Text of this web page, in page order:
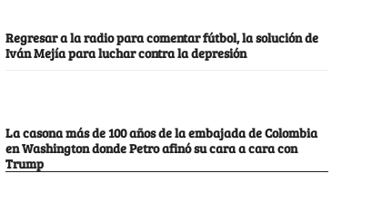
Regresar a la radio para comentar fútbol, la solución de
Iván Mejía para luchar contra la depresión
La casona más de 100 años de la embajada de Colombia
en Washington donde Petro afinó su cara a cara con
Trump